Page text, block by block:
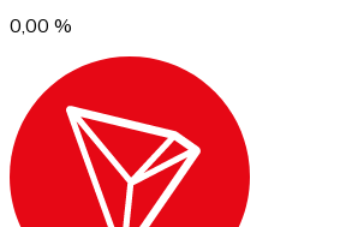
0,00 %